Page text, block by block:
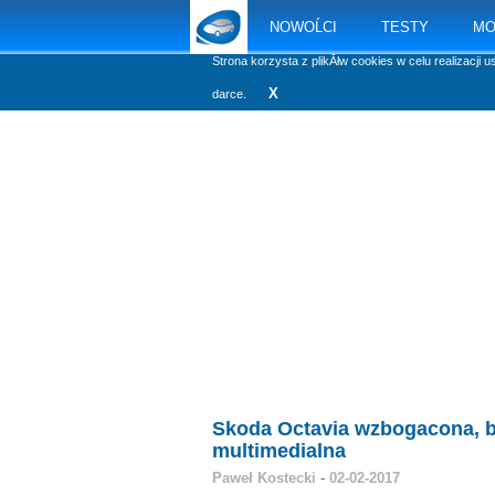
Strona korzysta z plikĂłw cookies w celu realizacji
darce. X
NOWOĹCI TESTY
Skoda Octavia wzbogacona,
multimedialna
Paweł Kostecki - 02-02-2017